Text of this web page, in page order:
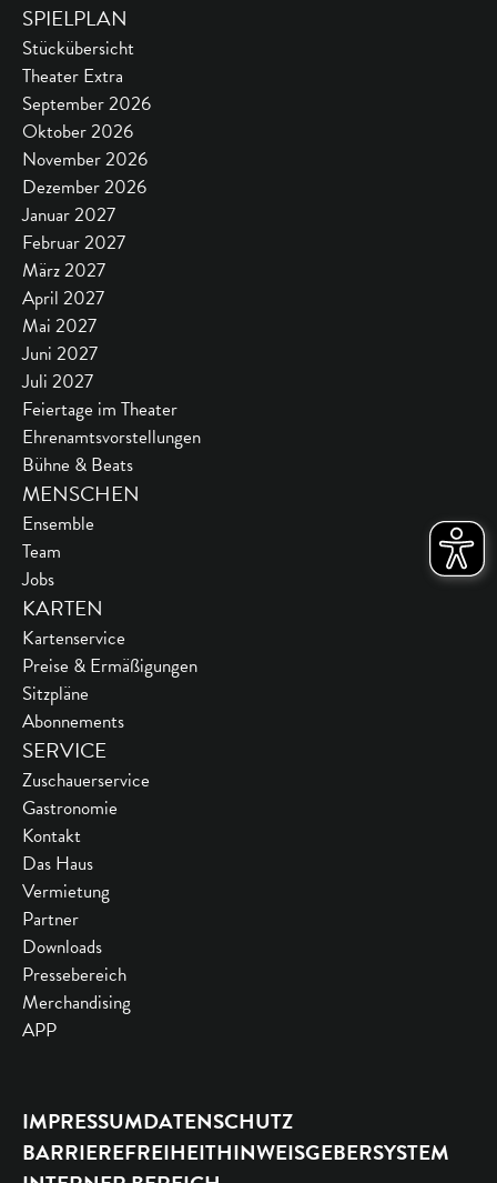
SPIELPLAN
Stückübersicht
Theater Extra
September 2026
Oktober 2026
November 2026
Dezember 2026
Januar 2027
Februar 2027
März 2027
April 2027
Mai 2027
Juni 2027
Juli 2027
Feiertage im Theater
Ehrenamtsvorstellungen
Bühne & Beats
MENSCHEN
Ensemble
Team
Jobs
KARTEN
Kartenservice
Preise & Ermäßigungen
Sitzpläne
Abonnements
SERVICE
Zuschauerservice
Gastronomie
Kontakt
Das Haus
Vermietung
Partner
Downloads
Pressebereich
Merchandising
APP
IMPRESSUMDATENSCHUTZ
BARRIEREFREIHEITHINWEISGEBERSYSTEM